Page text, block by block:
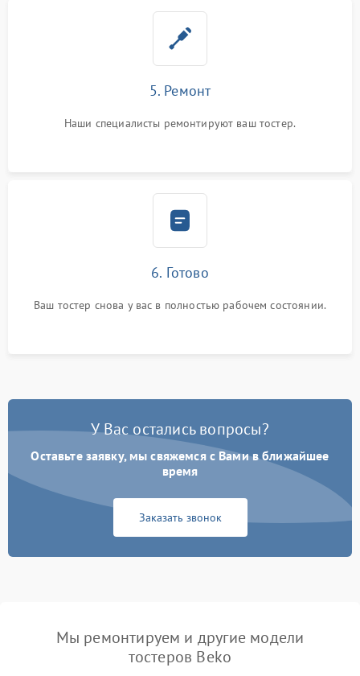
5. Ремонт
Наши специалисты ремонтируют ваш тостер.
6. Готово
Ваш тостер снова у вас в полностью рабочем состоянии.
У Вас остались вопросы?
Оставьте заявку, мы свяжемся с Вами в ближайшее
время
Заказать звонок
Мы ремонтируем и другие модели
тостеров Beko